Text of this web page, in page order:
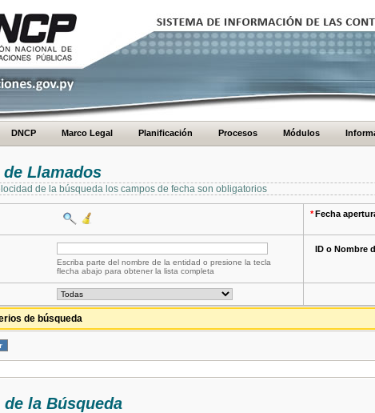
DNCP Marco Legal Planificación Procesos Módulos
Llamados
de la búsqueda los campos de fecha son obligatorios
*Fecha
Escriba parte del nombre de la entidad o presione la tecla
flecha abajo para obtener la lista completa
ID o Nombre
de búsqueda
la Búsqueda